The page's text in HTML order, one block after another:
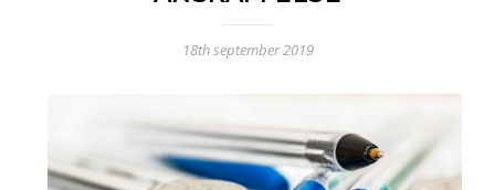
18th september 2019